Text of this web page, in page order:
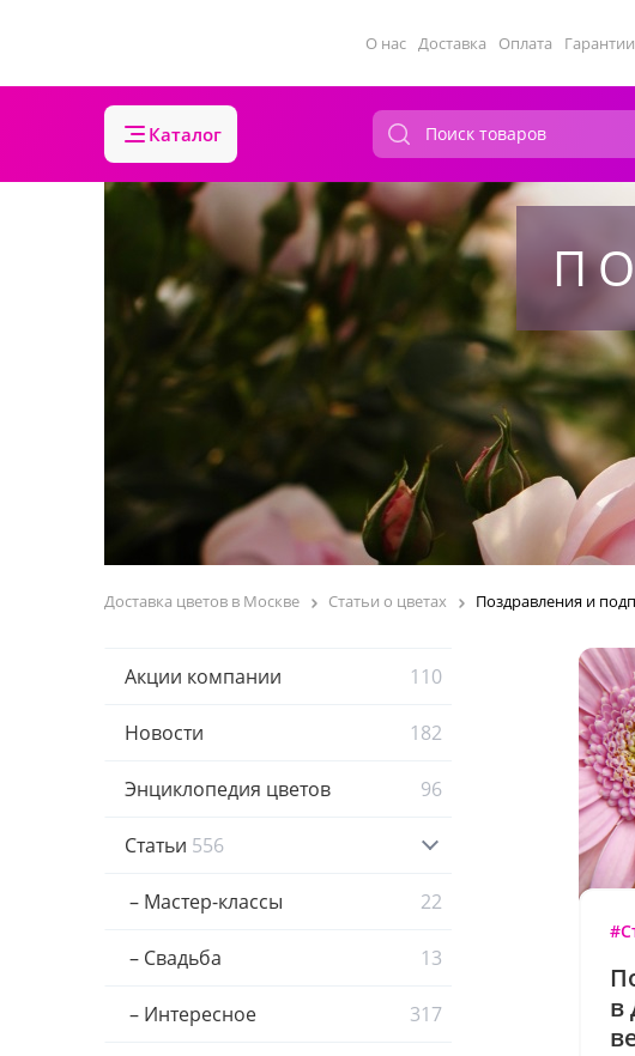
О нас Доставка Оплата Гарантии
Каталог
Доставка цветов в Москве Статьи о цветах Поздравления и
Акции компании 110
Новости 182
Энциклопедия цветов 96
Статьи 556
– Мастер-классы 22
– Свадьба 13
– Интересное 317
в